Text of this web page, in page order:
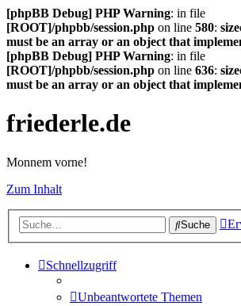
[phpBB Debug] PHP Warning: in file
[ROOT]/phpbb/session.php on line 580:
must be an array or an object that
[phpBB Debug] PHP Warning: in file
[ROOT]/phpbb/session.php on line 636:
must be an array or an object that
friederle.de
Monnem vorne!
Zum Inhalt
Suche
Schnellzugriff
Unbeantwortete Themen